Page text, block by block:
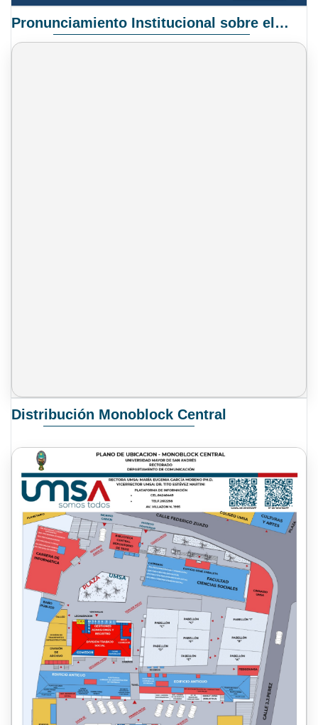
Pronunciamiento Institucional sobre el Proyecto de Ley N° 068/2025-2026 C.S.
Distribución Monoblock Central